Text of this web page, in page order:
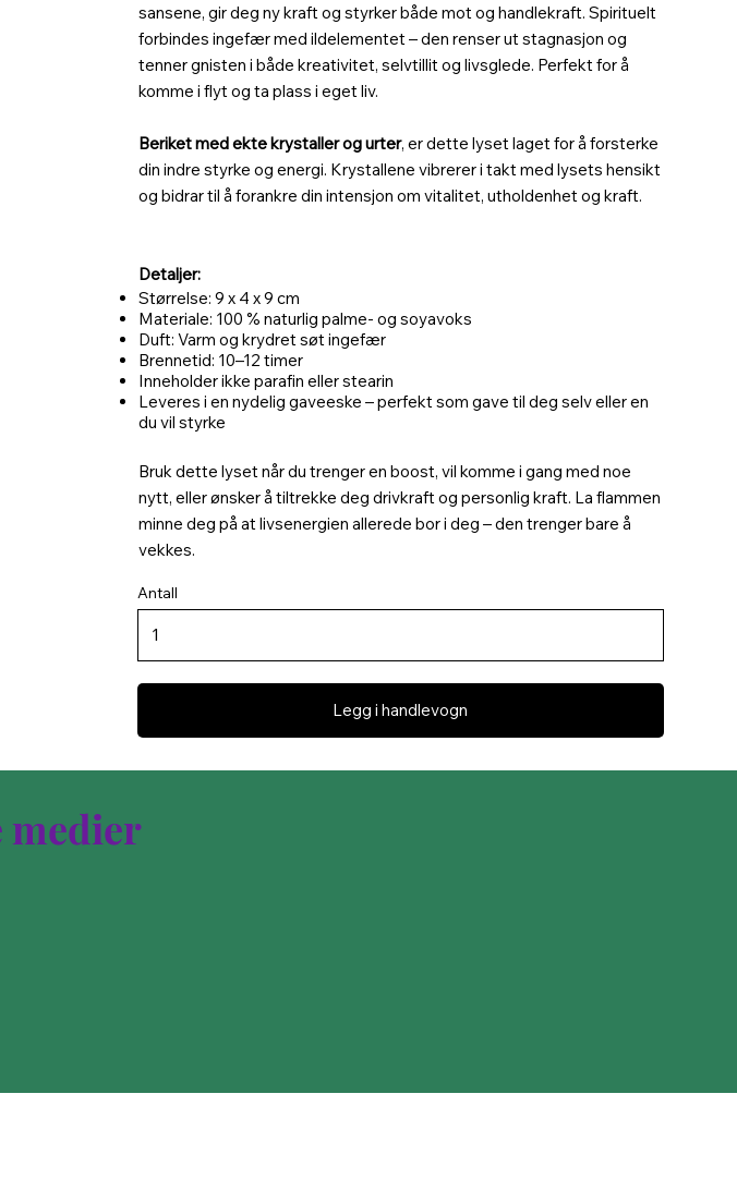
sansene, gir deg ny kraft og styrker både mot og handlekraft. Spirituelt
forbindes ingefær med ildelementet – den renser ut stagnasjon og
tenner gnisten i både kreativitet, selvtillit og livsglede. Perfekt for å
komme i flyt og ta plass i eget liv.
Beriket med ekte krystaller og urter, er dette lyset laget for å forsterke
din indre styrke og energi. Krystallene vibrerer i takt med lysets hensikt
og bidrar til å forankre din intensjon om vitalitet, utholdenhet og kraft.
Detaljer:
Størrelse: 9 x 4 x 9 cm
Materiale: 100 % naturlig palme- og soyavoks
Duft: Varm og krydret søt ingefær
Brennetid: 10–12 timer
Inneholder ikke parafin eller stearin
Leveres i en nydelig gaveeske – perfekt som gave til deg selv eller en
du vil styrke
Bruk dette lyset når du trenger en boost, vil komme i gang med noe
nytt, eller ønsker å tiltrekke deg drivkraft og personlig kraft. La flammen
minne deg på at livsenergien allerede bor i deg – den trenger bare å
vekkes.
Antall
Legg i handlevogn
medier